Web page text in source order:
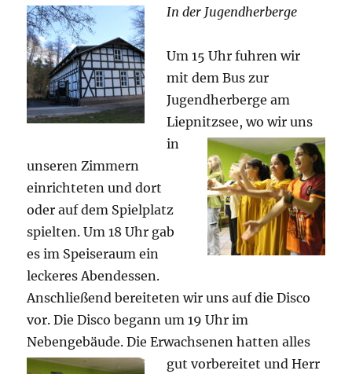
In der Jugendherberge
Um 15 Uhr fuhren wir
mit dem Bus zur
Jugendherberge am
Liepnitzsee, wo wiruns
in
unseren Zimmern
einrichteten und dort
oder auf dem Spielplatz
spielten. Um 18 Uhr gab
es im Speiseraum ein
leckeres Abendessen.
Anschließend bereiteten wir uns auf die Disco
vor. Die Disco begann um 19 Uhr im
Nebengebäude. Die Erwachsenen hatten alles
gut vorbereitet undHerr